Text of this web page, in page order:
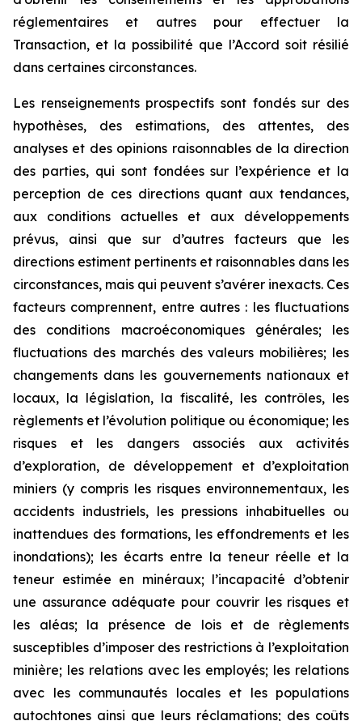
réglementaires et autres pour effectuer la
Transaction, et la possibilité que l’Accord soit résilié
dans certaines circonstances.
Les renseignements prospectifs sont fondés sur des
hypothèses, des estimations, des attentes, des
analyses et des opinions raisonnables de la direction
des parties, qui sont fondées sur l’expérience et la
perception de ces directions quant aux tendances,
aux conditions actuelles et aux développements
prévus, ainsi que sur d’autres facteurs que les
directions estiment pertinents et raisonnables dans les
circonstances, mais qui peuvent s’avérer inexacts. Ces
facteurs comprennent, entre autres : les fluctuations
des conditions macroéconomiques générales; les
fluctuations des marchés des valeurs mobilières; les
changements dans les gouvernements nationaux et
locaux, la législation, la fiscalité, les contrôles, les
règlements et l’évolution politique ou économique; les
risques et les dangers associés aux activités
d’exploration, de développement et d’exploitation
miniers (y compris les risques environnementaux, les
accidents industriels, les pressions inhabituelles ou
inattendues des formations, les effondrements et les
inondations); les écarts entre la teneur réelle et la
teneur estimée en minéraux; l’incapacité d’obtenir
une assurance adéquate pour couvrir les risques et
les aléas; la présence de lois et de règlements
susceptibles d’imposer des restrictions à l’exploitation
minière; les relations avec les employés; les relations
avec les communautés locales et les populations
autochtones ainsi que leurs réclamations; des coûts